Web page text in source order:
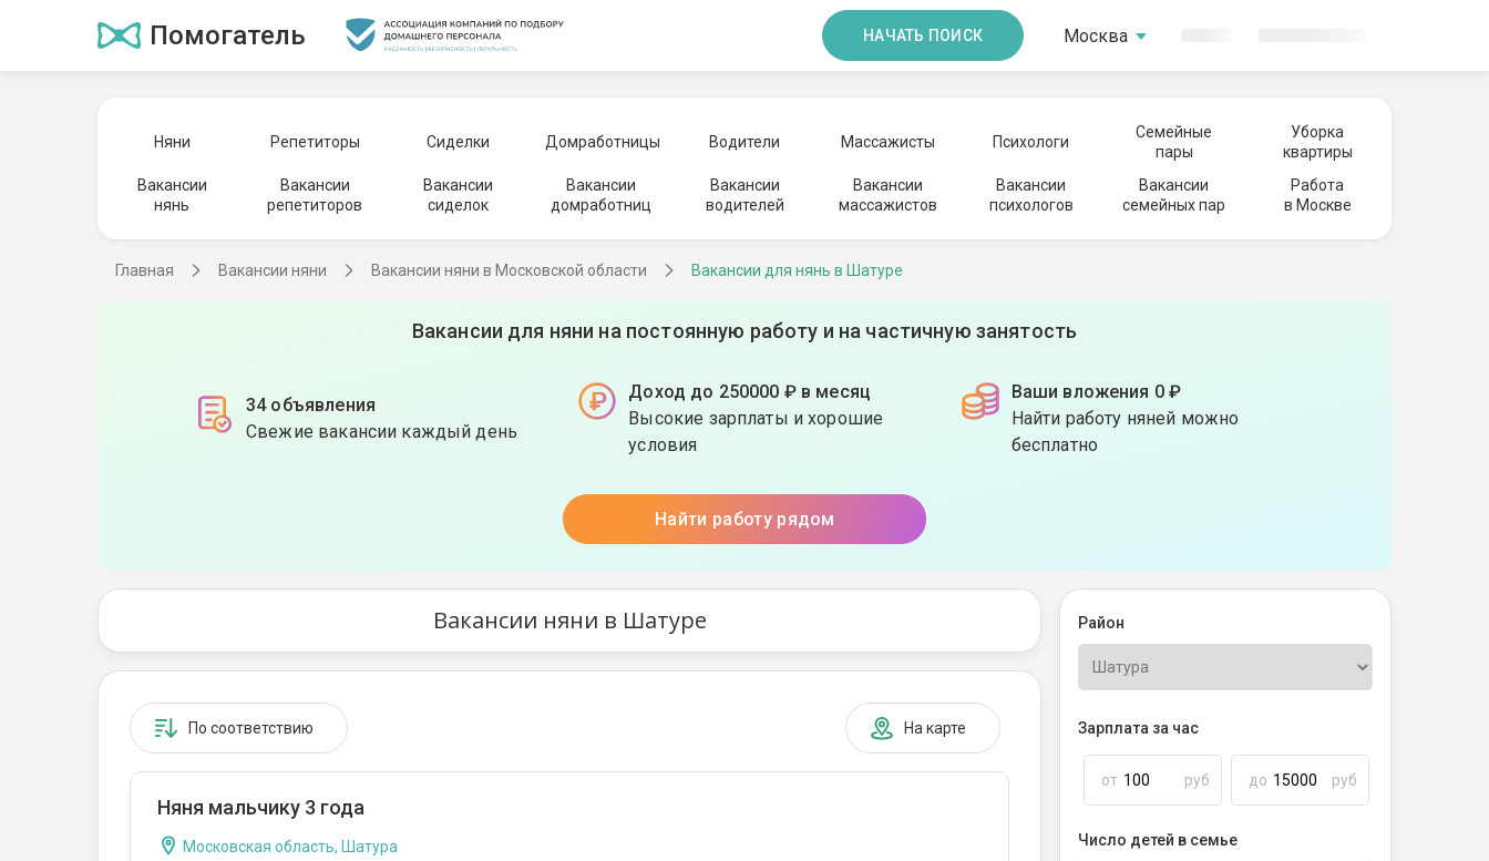
Помогатель НАЧАТЬ ПОИСК Москва
Няни Репетиторы Сиделки Домработницы Водители Массажисты Психологи
Семейные
пары
Уборка
квартиры
Вакансии
нянь
Вакансии
репетиторов
Вакансии
сиделок
Вакансии
домработниц
Вакансии
водителей
Вакансии
массажистов
Вакансии
психологов
Вакансии
семейных пар
Работа
в Москве
Главная Вакансии няни Вакансии няни в Московской области Вакансии для нянь в Шатуре
Вакансии для няни на постоянную работу и на частичную занятость
34 объявления
Свежие вакансии каждый день
Доход до 250000 ₽ в месяц
Высокие зарплаты и хорошие
условия
Ваши вложения 0 ₽
Найти работу няней можно
бесплатно
Найти работу рядом
Вакансии няни в Шатуре
По соответствию На карте
Няня мальчику 3 года
Московская область, Шатура
Район
Зарплата за час
от руб до руб
Число детей в семье